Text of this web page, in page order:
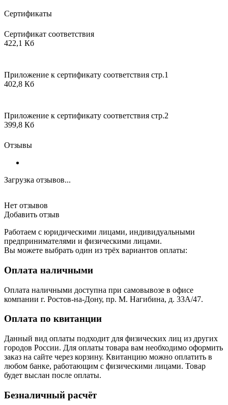
Сертификаты
Сертификат соответствия
422,1 Кб
Приложение к сертификату соответствия стр.1
402,8 Кб
Приложение к сертификату соответствия стр.2
399,8 Кб
Отзывы
Загрузка отзывов...
Нет отзывов
Добавить отзыв
Работаем с юридическими лицами, индивидуальными
предпринимателями и физическими лицами.
Вы можете выбрать один из трёх вариантов оплаты:
Оплата наличными
Оплата наличными доступна при самовывозе в офисе
компании г. Ростов-на-Дону, пр. М. Нагибина, д. 33А/47.
Оплата по квитанции
Данный вид оплаты подходит для физических лиц из других
городов России. Для оплаты товара вам необходимо оформить
заказ на сайте через корзину. Квитанцию можно оплатить в
любом банке, работающим с физическими лицами. Товар
будет выслан после оплаты.
Безналичный расчёт